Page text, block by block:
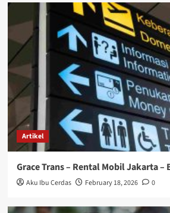
Artikel
Grace Trans – Rental Mobil Jakarta –
Aku Ibu Cerdas February 18, 2026 0